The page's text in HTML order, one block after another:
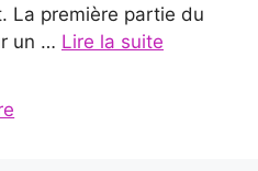
La première partie du
un … Lire la suite